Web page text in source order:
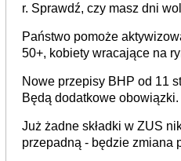
r. Sprawdź, czy masz dni
Państwo pomoże
50+, kobiety wracające na
osoby neuroatypowe.
na rzecz Inkluzywności w
Nowe przepisy BHP od 11
Będą dodatkowe
Już żadne składki w ZUS
przepadną - będzie zmiana